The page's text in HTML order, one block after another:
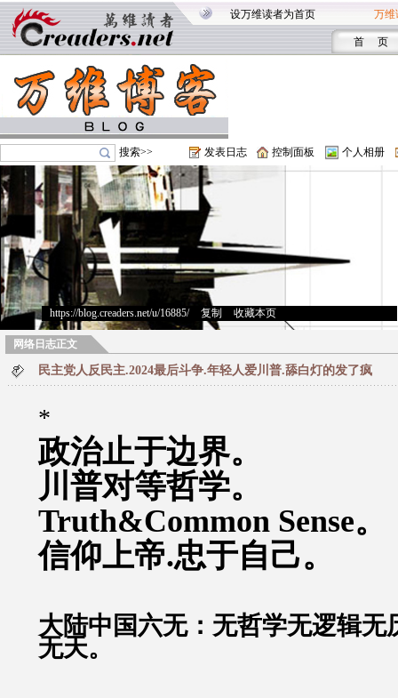
设万维读者为首页 万维
首 页
搜索>> 发表日志 控制面板 个人相册
https://blog.creaders.net/u/16885/> 复制 收藏本页
网络日志正文
民主党人反民主.2024最后斗争.年轻人爱川普.舔白灯的发了疯
*
政治止于边界。
川普对等哲学。
Truth&Common Sense。
信仰上帝.忠于自己。
大陆中国六无：无哲学无逻辑无
无天。